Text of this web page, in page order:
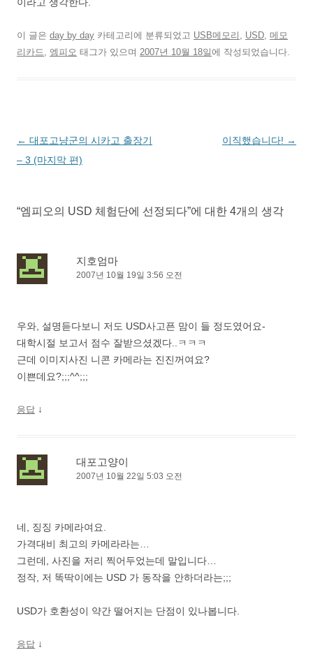
이 글은 day by day 카테고리에 분류되었고 USB메모리 USD 메모
리카드
엠피오 태그가 있으며 2007년 10월 18일에 작성되었습니다.
글
네
이
← 대포고냥군의 시카고 출장기
– 3 (마지막 편)
이직했습니다! →
“엠피오의 USD 체험단에 선정되다”에 대한 4개의 생각
지호엄마
2007년 10월 19일 3:56 오전
우와, 설명듣다보니 저도 USD사고픈 맘이 들 정도였어요-
대학시절 보고서 점수 잘받으셨겠다..ㅋㅋㅋ
근데 이미지사진 니콘 카메라는 진진꺼여요?
이쁜데요?;;;^^;;;
응답 ↓
대포고양이
2007년 10월 22일 5:03 오전
네, 징징 카메라여요.
가격대비 최고의 카메라라는…
그런데, 사진을 저리 찍어두었는데 말입니다…
정작, 저 똑딱이에는 USD 가 동작을 안하더라는;;;
USD가 호환성이 약간 떨어지는 단점이 있나봅니다.
응답 ↓